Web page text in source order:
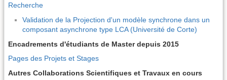
Recherche
Validation de la Projection d'un modèle synchrone dans un
composant asynchrone type LCA (Université de Corte)
Encadrements d'étudiants de Master depuis 2015
Pages des Projets et Stages
Autres Collaborations Scientifiques et Travaux en cours